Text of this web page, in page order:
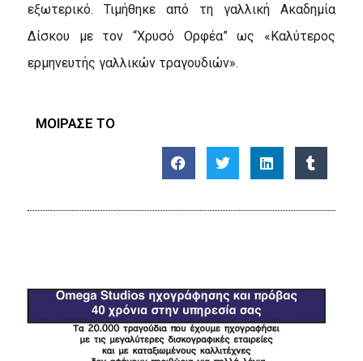
εξωτερικό. Τιμήθηκε από τη γαλλική Ακαδημία
Δίσκου με τον “Χρυσό Ορφέα” ως «Καλύτερος
ερμηνευτής γαλλικών τραγουδιών».
ΜΟΙΡΑΣΕ ΤΟ